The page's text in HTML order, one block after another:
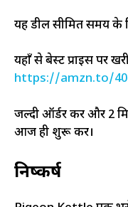
यह डील सीमित समय के
यहाँ से बेस्ट प्राइस पर
https://amzn.to/
जल्दी ऑर्डर करें और 2
आज ही शुरू करें।
निष्कर्ष